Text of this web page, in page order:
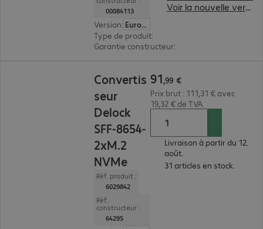
00084113
Version:
Europe
Type de produit:
Garantie constructeur:
Voir la nouvelle version du produit
Convertis
seur
Delock
SFF-8654-
2xM.2
NVMe
Réf. produit :
6029842
Réf.
constructeur :
64295
91,99 €
Prix brut : 111,31 € avec
19,32 € de TVA
Livraison à partir du 12.
août.
31 articles en stock.